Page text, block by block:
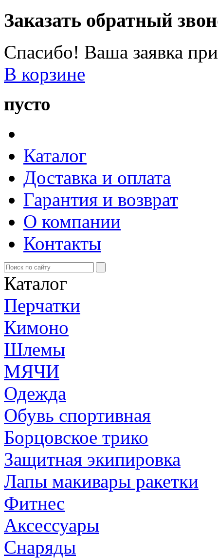
Заказать обратный
Спасибо! Ваша заявка
В корзине
пусто
Каталог
Доставка и оплата
Гарантия и возврат
О компании
Контакты
Каталог
Перчатки
Кимоно
Шлемы
МЯЧИ
Одежда
Обувь спортивная
Борцовское трико
Защитная экипировка
Лапы макивары ракетки
Фитнес
Аксессуары
Снаряды